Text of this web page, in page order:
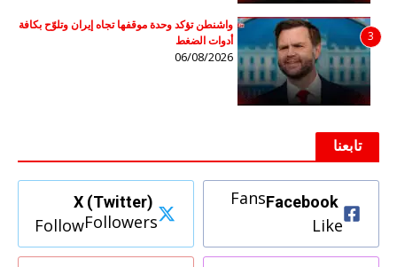
3
واشنطن تؤكد وحدة موقفها تجاه إيران وتلوّح بكافة
أدوات الضغط
06/08/2026
تابعنا
Facebook
Fans
Like
X (Twitter)
Followers
Follow